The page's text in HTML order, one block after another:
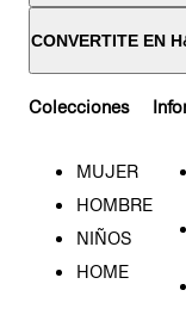
CONVERTITE EN
Colecciones
MUJER
HOMBRE
NIÑOS
HOME